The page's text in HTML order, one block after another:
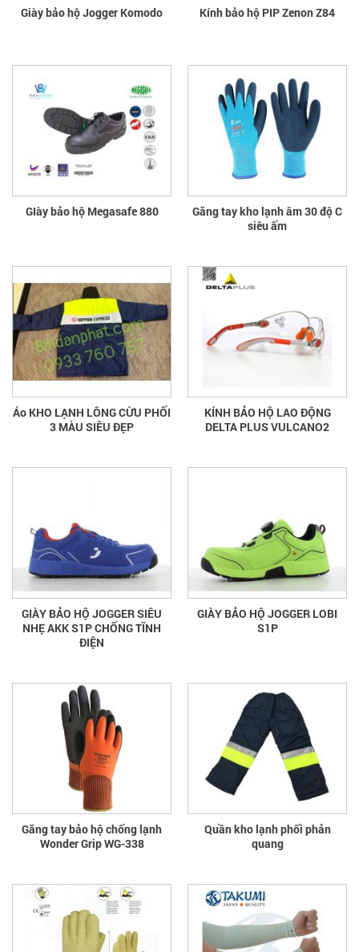
Giày bảo hộ Jogger Komodo Kính bảo hộ PIP Zenon Z84
GIày bảo hộ Megasafe 880
Găng tay kho lạnh âm 30 độ C
siêu ấm
Áo KHO LẠNH LÔNG CỪU PHỐI
3 MÀU SIÊU ĐẸP
KÍNH BẢO HỘ LAO ĐỘNG
DELTA PLUS VULCANO2
GIÀY BẢO HỘ JOGGER SIÊU
NHẸ AKK S1P CHỐNG TĨNH
ĐIỆN
GIÀY BẢO HỘ JOGGER LOBI
S1P
Găng tay bảo hộ chống lạnh
Wonder Grip WG-338
Quần kho lạnh phối phản
quang